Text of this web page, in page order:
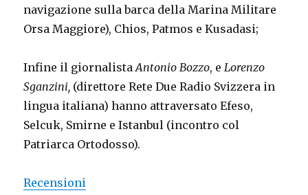
navigazione sulla barca della Marina Militare
Orsa Maggiore), Chios, Patmos e Kusadasi;
Infine il giornalista Antonio Bozzo, e Lorenzo
Sganzini, (direttore Rete Due Radio Svizzera in
lingua italiana) hanno attraversato Efeso,
Selcuk, Smirne e Istanbul (incontro col
Patriarca Ortodosso).
Recensioni